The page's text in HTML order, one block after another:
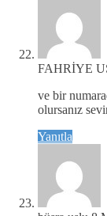
FAHRİYE
ve bir
olursanız
Yanıtla